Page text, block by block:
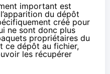
important est
du dépôt
créé pour
ne sont donc plus
propriétaires du
ce dépôt au fichier,
les récupérer